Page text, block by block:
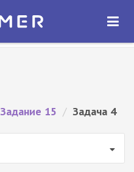
ОТКРЫТЬ
Задание 15 / Задача 4